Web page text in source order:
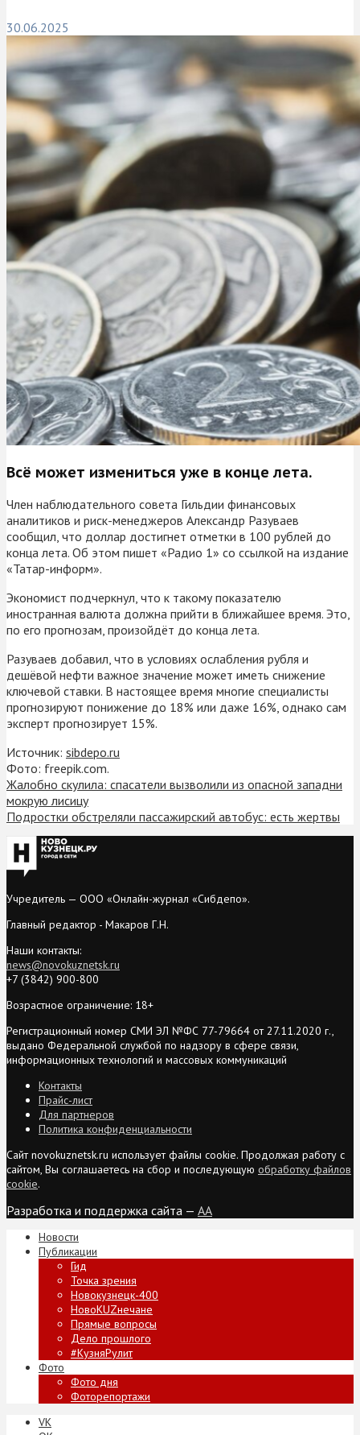
30.06.2025
Всё может измениться уже в конце лета.
Член наблюдательного совета Гильдии финансовых
аналитиков и риск-менеджеров Александр Разуваев
сообщил, что доллар достигнет отметки в 100 рублей до
конца лета. Об этом пишет «Радио 1» со ссылкой на издание
«Татар-информ».
Экономист подчеркнул, что к такому показателю
иностранная валюта должна прийти в ближайшее время. Это,
по его прогнозам, произойдёт до конца лета.
Разуваев добавил, что в условиях ослабления рубля и
дешёвой нефти важное значение может иметь снижение
ключевой ставки. В настоящее время многие специалисты
прогнозируют понижение до 18% или даже 16%, однако сам
эксперт прогнозирует 15%.
Источник: sibdepo.ru
Фото: freepik.com.
Жалобно скулила: спасатели вызволили из опасной западни
мокрую лисицу
Подростки обстреляли пассажирский автобус: есть жертвы
Учредитель — ООО «Онлайн-журнал «Сибдепо».
Главный редактор - Макаров Г.Н.
Наши контакты:
news@novokuznetsk.ru
+7 (3842) 900-800
Возрастное ограничение: 18+
Регистрационный номер СМИ ЭЛ №ФС 77-79664 от 27.11.2020 г.,
выдано Федеральной службой по надзору в сфере связи,
информационных технологий и массовых коммуникаций
Контакты
Прайс-лист
Для партнеров
Политика конфиденциальности
Сайт novokuznetsk.ru использует файлы cookie. Продолжая работу с
сайтом, Вы соглашаетесь на сбор и последующую обработку файлов
cookie.
Разработка и поддержка сайта — AA
Новости
Публикации
Гид
Точка зрения
Новокузнецк-400
НовоKUZнечане
Прямые вопросы
Дело прошлого
#КузняРулит
Фото
Фото дня
Фоторепортажи
VK